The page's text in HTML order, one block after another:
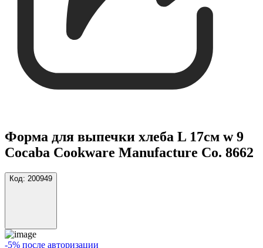
Форма для выпечки хлеба L 17см w 9
Cocaba Cookware Manufacture Co. 8662
Код: 200949
-5% после авторизации